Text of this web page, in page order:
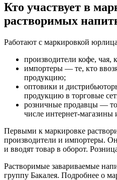
Кто участвует в
растворимых
Работают с маркировкой
производители кофе, чая,
импортеры — те, кто
продукцию;
оптовики и
продукцию в торговые
розничные продавцы —
числе интернет‑магазины
Первыми к маркировке
производители и импортеры.
и вводят товар в оборот.
Растворимые завариваемые
группу Бакалея. Подробнее о